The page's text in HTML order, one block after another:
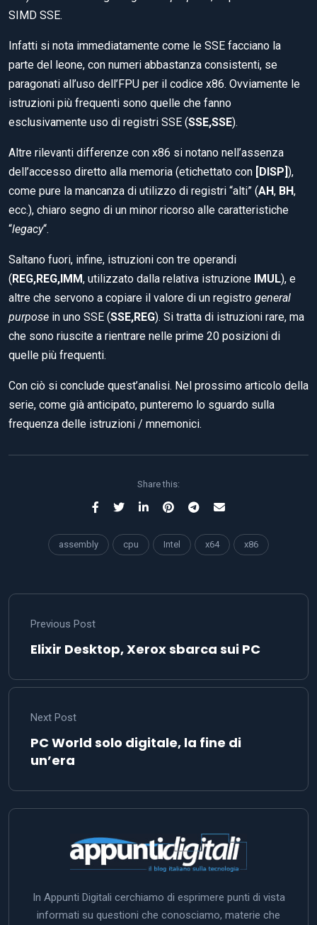
SIMD SSE.
Infatti si nota immediatamente come le SSE facciano la
parte del leone, con numeri abbastanza consistenti, se
paragonati all’uso dell’FPU per il codice x86. Ovviamente le
istruzioni più frequenti sono quelle che fanno
esclusivamente uso di registri SSE (SSE,SSE).
Altre rilevanti differenze con x86 si notano nell’assenza
dell’accesso diretto alla memoria (etichettato con [DISP]),
come pure la mancanza di utilizzo di registri “alti” (AH, BH,
ecc.), chiaro segno di un minor ricorso alle caratteristiche
“legacy“.
Saltano fuori, infine, istruzioni con tre operandi
(REG,REG,IMM, utilizzato dalla relativa istruzione IMUL), e
altre che servono a copiare il valore di un registro general
purpose in uno SSE (SSE,REG). Si tratta di istruzioni rare, ma
che sono riuscite a rientrare nelle prime 20 posizioni di
quelle più frequenti.
Con ciò si conclude quest’analisi. Nel prossimo articolo della
serie, come già anticipato, punteremo lo sguardo sulla
frequenza delle istruzioni / mnemonici.
Share this:
assembly cpu Intel x64 x86
Previous Post
Elixir Desktop, Xerox sbarca sui PC
Next Post
PC World solo digitale, la fine di
un’era
In Appunti Digitali cerchiamo di esprimere punti di vista
informati su questioni che conosciamo, materie che